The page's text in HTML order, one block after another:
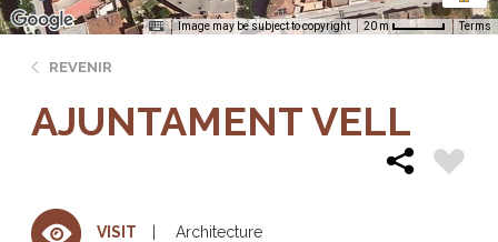
Image may be subject to copyright 20 m Terms
REVENIR
AJUNTAMENT VELL
VISIT Architecture